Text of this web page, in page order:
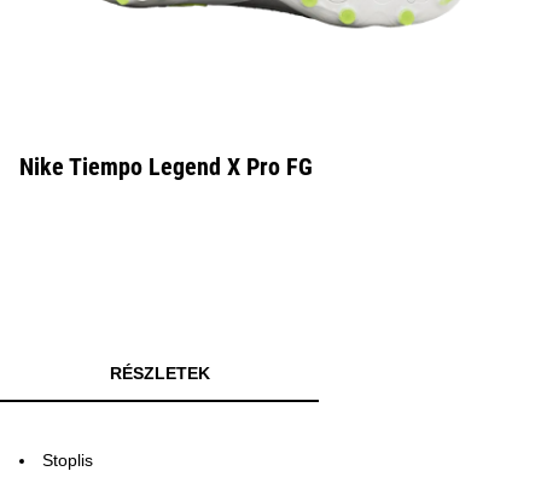
Nike Tiempo Legend X Pro FG
RÉSZLETEK
Stoplis